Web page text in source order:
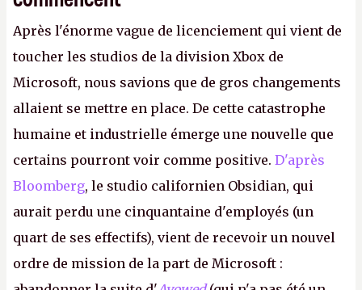
Après l'énorme vague de licenciement qui vient de
toucher les studios de la division Xbox de
Microsoft, nous savions que de gros changements
allaient se mettre en place. De cette catastrophe
humaine et industrielle émerge une nouvelle que
certains pourront voir comme positive. D'après
Bloomberg, le studio californien Obsidian, qui
aurait perdu une cinquantaine d'employés (un
quart de ses effectifs), vient de recevoir un nouvel
ordre de mission de la part de Microsoft :